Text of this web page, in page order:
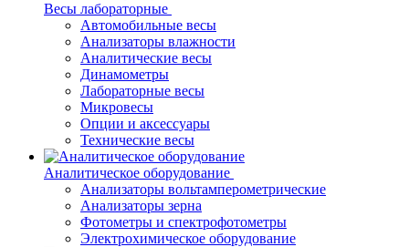
Весы лабораторные
Автомобильные весы
Анализаторы влажности
Аналитические весы
Динамометры
Лабораторные весы
Микровесы
Опции и аксессуары
Технические весы
Аналитическое оборудование
Анализаторы вольтамперометрические
Анализаторы зерна
Фотометры и спектрофотометры
Электрохимическое оборудование